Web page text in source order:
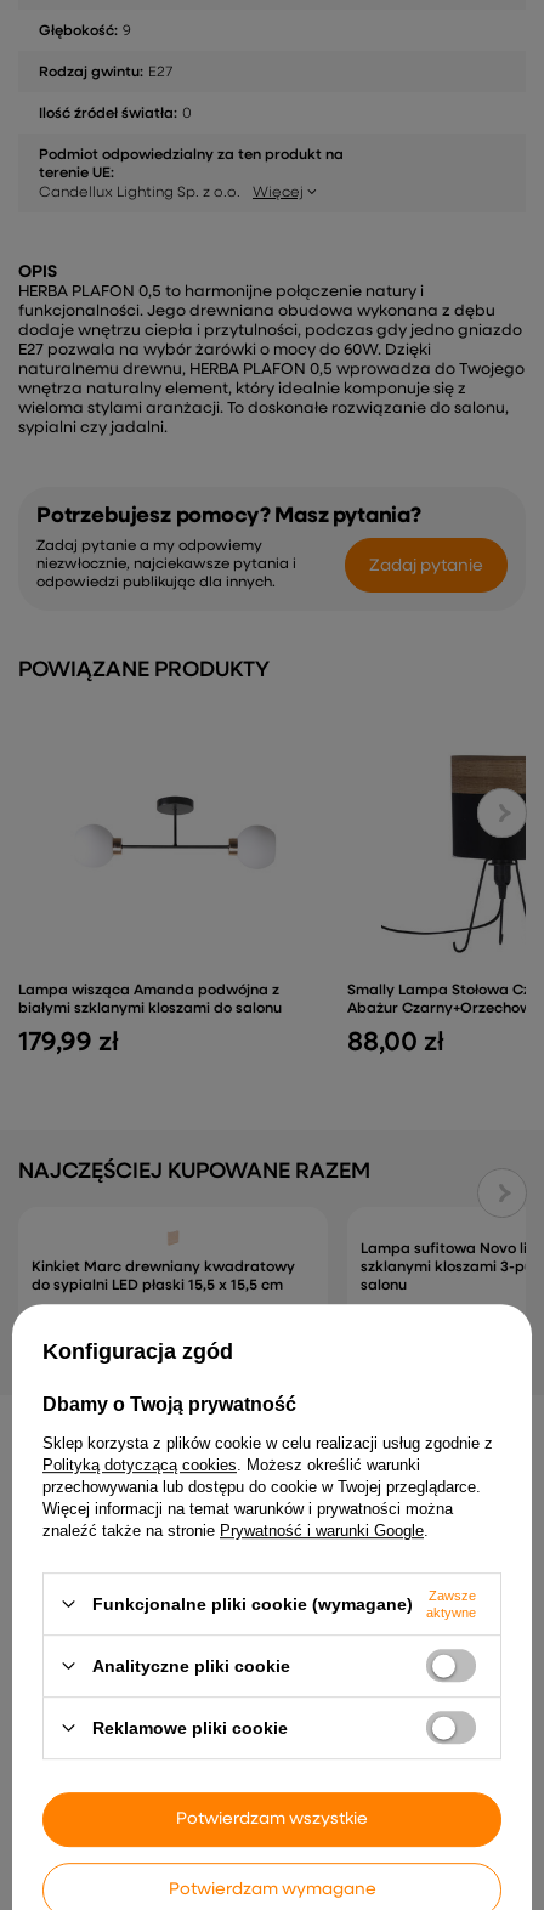
Głębokość: 9
Rodzaj gwintu: E27
Ilość źródeł światła: 0
Podmiot odpowiedzialny za ten produkt na
terenie UE:
Candellux Lighting Sp. z o.o.
Więcej
OPIS
HERBA PLAFON 0,5 to harmonijne połączenie natury i
funkcjonalności. Jego drewniana obudowa wykonana z dębu
dodaje wnętrzu ciepła i przytulności, podczas gdy jedno gniazdo
E27 pozwala na wybór żarówki o mocy do 60W. Dzięki
naturalnemu drewnu, HERBA PLAFON 0,5 wprowadza do Twojego
wnętrza naturalny element, który idealnie komponuje się z
wieloma stylami aranżacji. To doskonałe rozwiązanie do salonu,
sypialni czy jadalni.
Potrzebujesz pomocy? Masz pytania?
Zadaj pytanie a my odpowiemy
niezwłocznie, najciekawsze pytania i
odpowiedzi publikując dla innych.
Zadaj pytanie
POWIĄZANE PRODUKTY
Lampa wisząca Amanda podwójna z
białymi szklanymi kloszami do salonu
179,99 zł
Smally Lampa Stołowa
Abażur Czarny+Orzechowy
88,00 zł
NAJCZĘŚCIEJ KUPOWANE RAZEM
Kinkiet Marc drewniany kwadratowy
do sypialni LED płaski 15,5 x 15,5 cm
Lampa sufitowa Novo
szklanymi kloszami 3-
salonu
INNE PRODUKTY PRODUCENTA
AMANDA LAMPA KINKIET
93,99 zł
Lampa sufitowa Tobi listwa
Konfiguracja zgód
Dbamy o Twoją prywatność
Sklep korzysta z plików cookie w celu realizacji usług zgodnie z
Polityką dotyczącą cookies . Możesz określić warunki
przechowywania lub dostępu do cookie w Twojej przeglądarce.
Więcej informacji na temat warunków i prywatności można
znaleźć także na stronie Prywatność i warunki Google
Funkcjonalne pliki cookie (wymagane)
Zawsze
aktywne
Analityczne pliki cookie
Reklamowe pliki cookie
Potwierdzam wymagane
Potwierdzam wszystkie